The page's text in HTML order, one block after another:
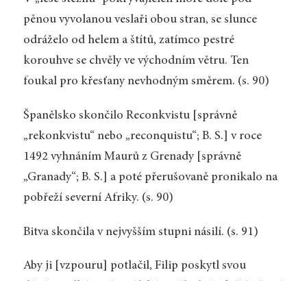
pěnou vyvolanou veslaři obou stran, se slunce
odráželo od helem a štítů, zatímco pestré
korouhve se chvěly ve východním větru. Ten
foukal pro křesťany nevhodným směrem. (s. 90)
Španělsko skončilo Reconkvistu [správně
„rekonkvistu“ nebo „reconquistu“; B. S.] v roce
1492 vyhnáním Maurů z Grenady [správně
„Granady“; B. S.] a poté přerušovaně pronikalo na
pobřeží severní Afriky. (s. 90)
Bitva skončila v nejvyšším stupni násilí. (s. 91)
Aby ji [vzpouru] potlačil, Filip poskytl svou